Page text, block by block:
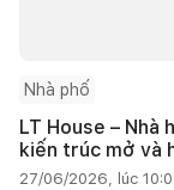
Nhà phố
LT House –
kiến trúc mở và
27/06/2026, lúc